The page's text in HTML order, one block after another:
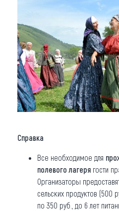
Справка
Все необходимое для
полевого лагеря гости
Организаторы
сельских продуктов (500
по 350 руб., до 6 лет